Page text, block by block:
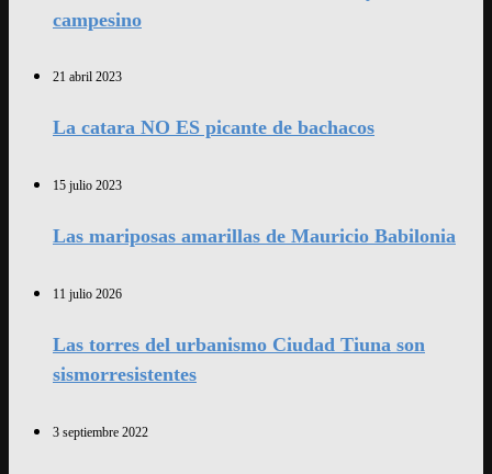
campesino
21 abril 2023
La catara NO ES picante de bachacos
15 julio 2023
Las mariposas amarillas de Mauricio Babilonia
11 julio 2026
Las torres del urbanismo Ciudad Tiuna son
sismorresistentes
3 septiembre 2022